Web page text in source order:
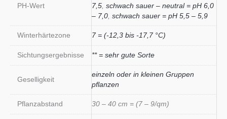
PH-Wert
7,5 schwach sauer – neutral = pH 6,0
– 7,0 schwach sauer = pH 5,5 – 5,9
Winterhärtezone 7 = (-12,3 bis -17,7 °C)
Sichtungsergebnisse ** = sehr gute Sorte
Geselligkeit
einzeln oder in kleinen Gruppen
pflanzen
Pflanzabstand 30 – 40 cm = (7 – 9/qm)